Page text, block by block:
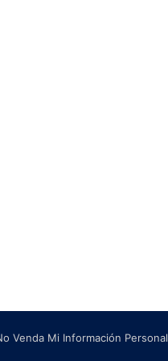
Venda Mi Información Personal